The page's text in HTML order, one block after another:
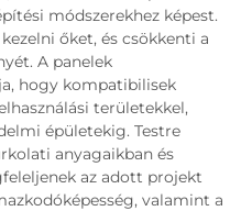
módszerekhez képest.
őket, és csökkenti a
A panelek
hogy kompatibilisek
területekkel,
épületekig. Testre
anyagaikban és
az adott projekt
valamint a